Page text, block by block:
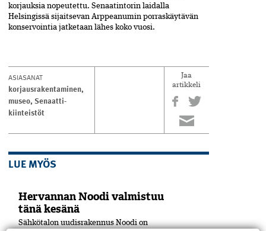
korjauksia nopeutettu. Senaatintorin laidalla
Helsingissä sijaitsevan Arppeanumin porraskäytävän
konservointia jatketaan lähes koko vuosi.
ASIASANAT
korjausrakentaminen,
museo, Senaatti-
kiinteistöt
Jaa
artikkeli
LUE MYÖS
Hervannan Noodi valmistuu
tänä kesänä
Sähkötalon uudisrakennus Noodi on